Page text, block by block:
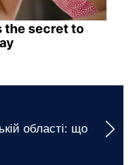
the secret to
тривалими: якими
світла у